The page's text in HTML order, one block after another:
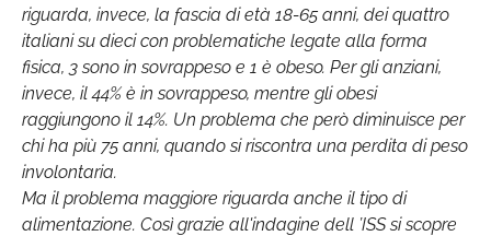
riguarda, invece, la fascia di età 18-65 anni, dei quattro
italiani su dieci con problematiche legate alla forma
fisica, 3 sono in sovrappeso e 1 è obeso. Per gli anziani,
invece, il 44% è in sovrappeso, mentre gli obesi
raggiungono il 14%. Un problema che però diminuisce per
chi ha più 75 anni, quando si riscontra una perdita di peso
involontaria.
Ma il problema maggiore riguarda anche il tipo di
alimentazione. Così grazie all'indagine dell ’ISS si scopre